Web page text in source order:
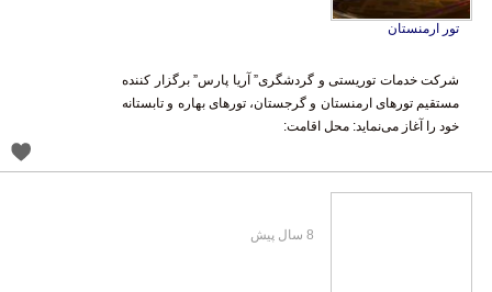
تور ارمنستان
شرکت خدمات توریستی و گردشگری” آریا پارس” برگزار کننده
مستقیم تورهای ارمنستان و گرجستان، تورهای بهاره و تابستانه
خود را آغاز می‌‌نماید: محل اقامت:
8 سال پیش